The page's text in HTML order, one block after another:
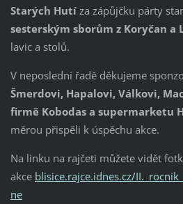
Starých Hutíza zápůjčku párty
sesterským sborům z Koryčan a
lavic a stolů.
V neposlední řadě děkujeme
Šmerdovi, Hapalovi, Válkovi,
firmě Kobodas a supermarketu
měrou přispěli k úspěchu akce.
Na linku na rajčeti můžete vidět
akce blisice.rajce.idnes.cz/
ne